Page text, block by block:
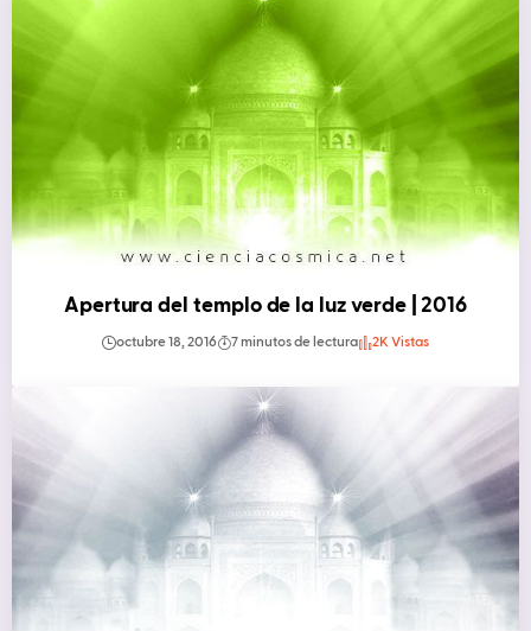
Apertura del templo de la luz verde | 2016
octubre 18, 2016 7 minutos de lectura 2K Vistas